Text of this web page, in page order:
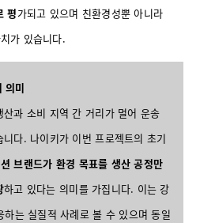
평가되고 있으며 친환경성뿐 아니라
가 있습니다.
의미
과 소비 지역 간 거리가 멀어 운송
다. 나이키가 이번 프로젝트의 초기
브랜드가 환경 목표를 생산 공정만
하고 있다는 의미를 가집니다. 이는 강
는 실질적 사례로 볼 수 있으며 동일